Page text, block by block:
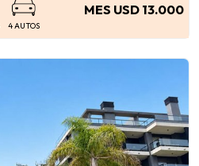
4 AUTOS
MES USD 13.000